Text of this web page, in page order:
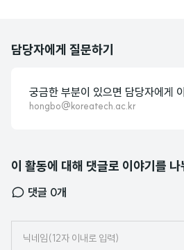
담당자에게 질문하기
궁금한 부분이 있으면 담당자에게
hongbo@koreatech.ac.kr
이 활동에 대해 댓글로 이야기를
댓글 0개